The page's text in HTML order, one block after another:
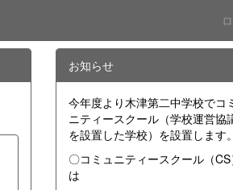
お知らせ
今年度より木津第二中学校でコ
ニティースクール（学校運営協
を設置した学校）を設置します。
〇コミュニティースクール（CS
は